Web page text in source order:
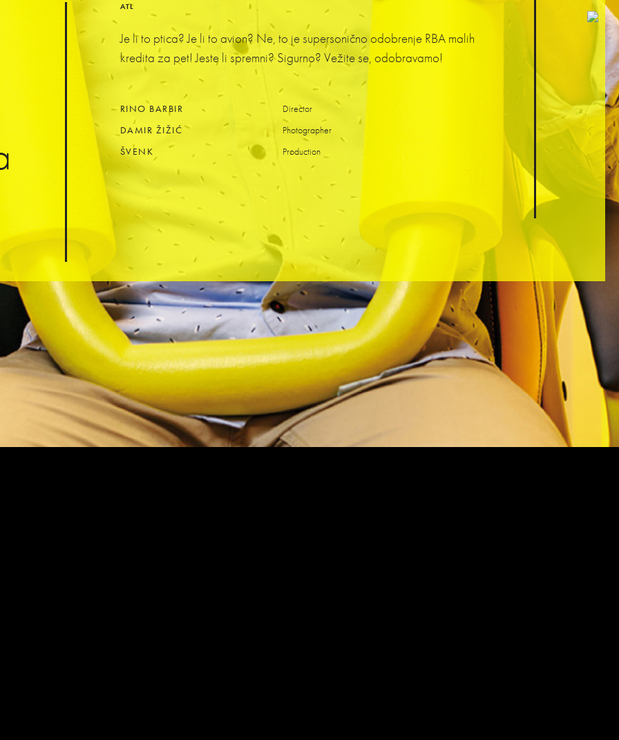
ATL
Je li to ptica? Je li to avion? Ne, to je supersonično odobrenje RBA malih
kredita za pet! Jeste li spremni? Sigurno? Vežite se, odobravamo!
RINO BARBIR
Director
DAMIR ŽIŽIĆ
Photographer
ŠVENK
Production